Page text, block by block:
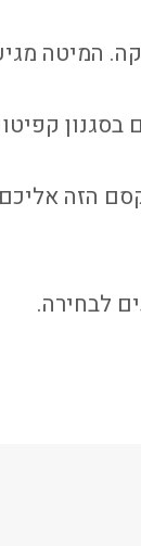
המיטה
הזה
לבחירה.